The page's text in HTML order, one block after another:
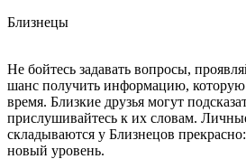
Близнецы
Не бойтесь задавать вопросы,
шанс получить информацию,
время. Близкие друзья могут
прислушивайтесь к их словам.
складываются у Близнецов
новый уровень.